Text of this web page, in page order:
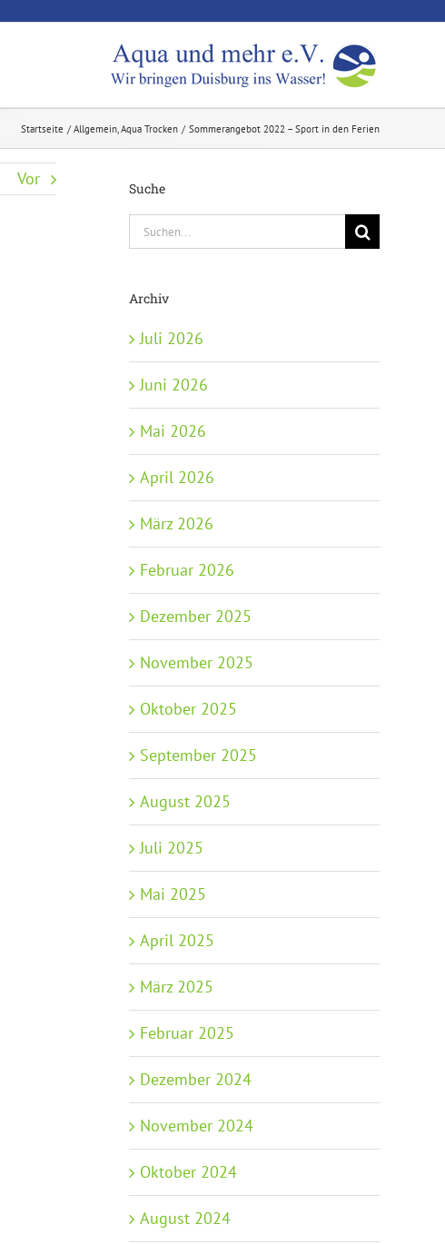
Startseite Allgemein Aqua Trocken Sommerangebot 2022 – Sport in den Ferien
Vor Suche
Suche
nach:
Archiv
Juli 2026
Juni 2026
Mai 2026
April 2026
März 2026
Februar 2026
Dezember 2025
November 2025
Oktober 2025
September 2025
August 2025
Juli 2025
Mai 2025
April 2025
März 2025
Februar 2025
Dezember 2024
November 2024
Oktober 2024
August 2024